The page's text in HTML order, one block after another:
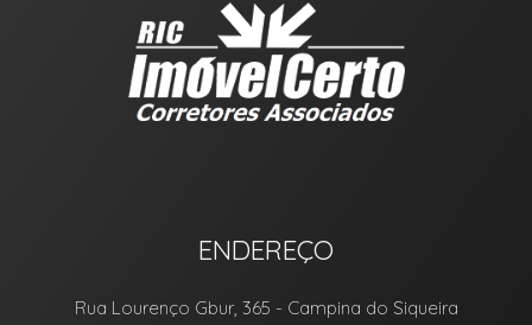
ENDEREÇO
Rua Lourenço Gbur, 365 - Campina do Siqueira